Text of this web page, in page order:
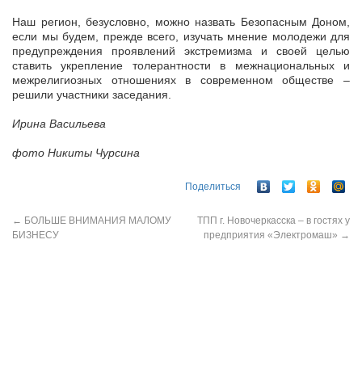
Наш регион, безусловно, можно назвать Безопасным Доном,
если мы будем, прежде всего, изучать мнение молодежи для
предупреждения проявлений экстремизма и своей целью
ставить укрепление толерантности в межнациональных и
межрелигиозных отношениях в современном обществе –
решили участники заседания.
Ирина Васильева
фото Никиты Чурсина
Поделиться
← БОЛЬШЕ ВНИМАНИЯ МАЛОМУ
БИЗНЕСУ
ТПП г. Новочеркасска – в гостях у
предприятия «Электромаш» →